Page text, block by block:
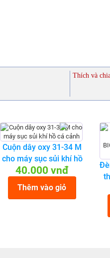
Thích và
Cuộn dây oxy 31-34 M
cho máy sục sủi khí hồ
cá cảnh
40.000 vnđ
Thêm vào giỏ